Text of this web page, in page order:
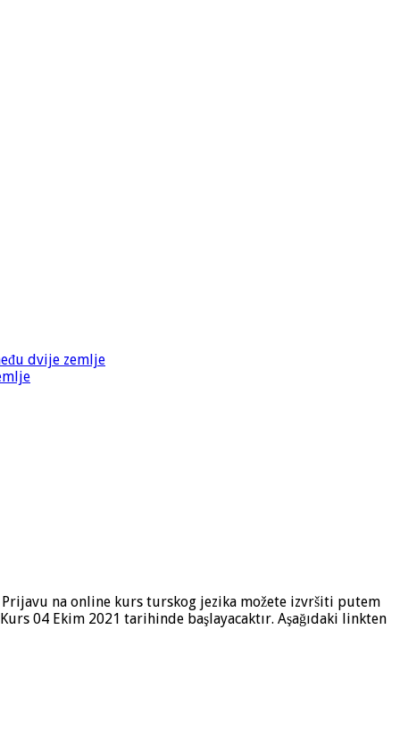
dvije zemlje
na online kurs turskog jezika možete izvršiti putem
04 Ekim 2021 tarihinde başlayacaktır. Aşağıdaki linkten